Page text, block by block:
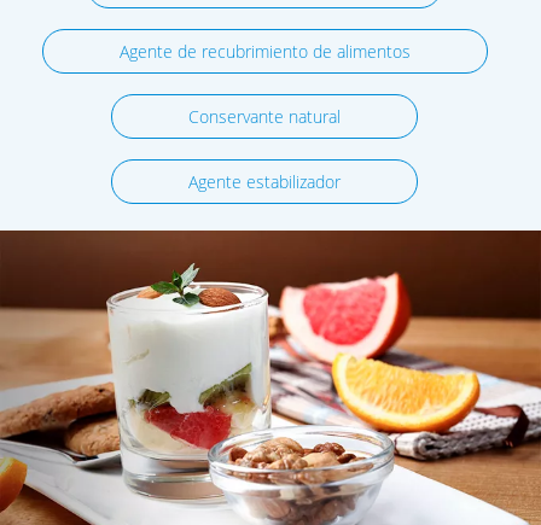
Agente de recubrimiento de alimentos
Conservante natural
Agente estabilizador